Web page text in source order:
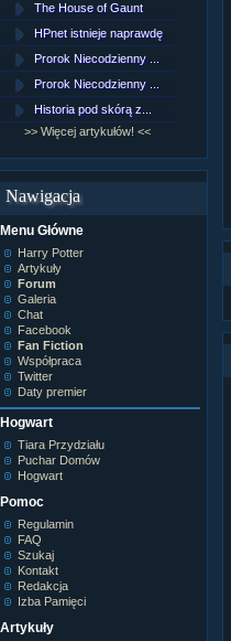
The House of Gaunt
HPnet istnieje naprawdę
Prorok Niecodzienny ...
Prorok Niecodzienny ...
Historia pod skórą z...
>> Więcej artykułów! <<
Nawigacja
Menu Główne
Harry Potter
Artykuły
Forum
Galeria
Chat
Facebook
Fan Fiction
Współpraca
Twitter
Daty premier
Hogwart
Tiara Przydziału
Puchar Domów
Hogwart
Pomoc
Regulamin
FAQ
Szukaj
Kontakt
Redakcja
Izba Pamięci
Artykuły